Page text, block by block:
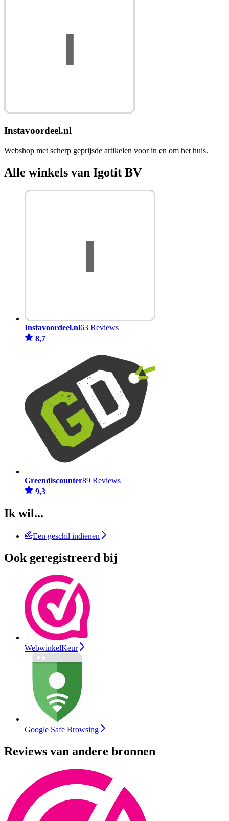
Instavoordeel.nl
Webshop met scherp geprijsde artikelen voor in en om het huis.
Alle winkels van Igotit BV
Instavoordeel.nl63 Reviews
8,7
Greendiscounter89 Reviews
9,3
Ik wil...
Een geschil indienen
Ook geregistreerd bij
WebwinkelKeur
Google Safe Browsing
Reviews van andere bronnen